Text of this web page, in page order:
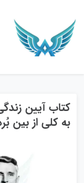
کتاب آیین
به کلی از بین